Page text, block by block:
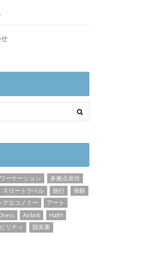
ワーケーション
多拠点居住
スロートラベル 旅行
体験
グエコノミー
アート
Airbnb
HafH
リティ 脱炭素